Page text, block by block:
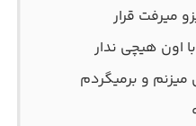
میرفت قرار
اون هیچی ندار
و برمیگردم